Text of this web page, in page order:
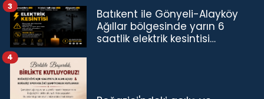
Batıkent ile Gönyeli-Alayköy
Ağıllar bölgesinde yarın 6
saatlik elektrik kesintisi…
3
4